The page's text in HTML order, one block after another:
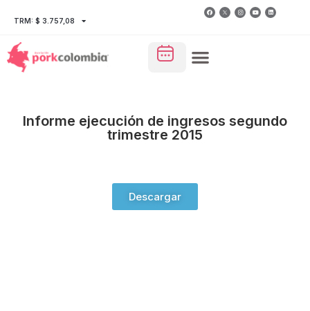
TRM: $ 3.757,08
Informe ejecución de ingresos segundo
trimestre 2015
Descargar